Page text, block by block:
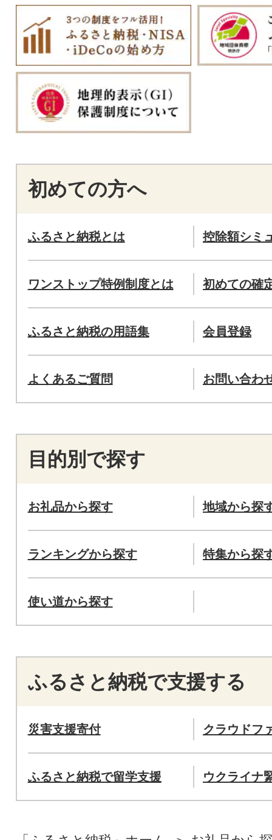
初めての方へ
ふるさと納税とは 控除額シミ
ワンストップ特例制度とは 初めての確
ふるさと納税の用語集 会員登録
よくあるご質問 お問い合わ
目的別で探す
お礼品から探す 地域から探
ランキングから探す 特集から探
使い道から探す
ふるさと納税で支援する
災害支援寄付 クラウドフ
ふるさと納税で留学支援 ウクライナ